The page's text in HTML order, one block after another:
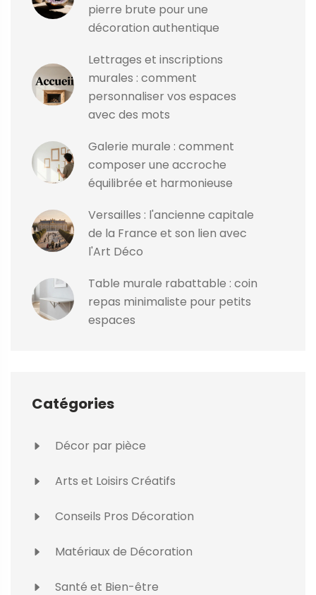
pierre brute pour une
décoration authentique
Lettrages et inscriptions
murales : comment
personnaliser vos espaces
avec des mots
Galerie murale : comment
composer une accroche
équilibrée et harmonieuse
Versailles : l'ancienne capitale
de la France et son lien avec
l'Art Déco
Table murale rabattable : coin
repas minimaliste pour petits
espaces
Catégories
Décor par pièce
Arts et Loisirs Créatifs
Conseils Pros Décoration
Matériaux de Décoration
Santé et Bien-être